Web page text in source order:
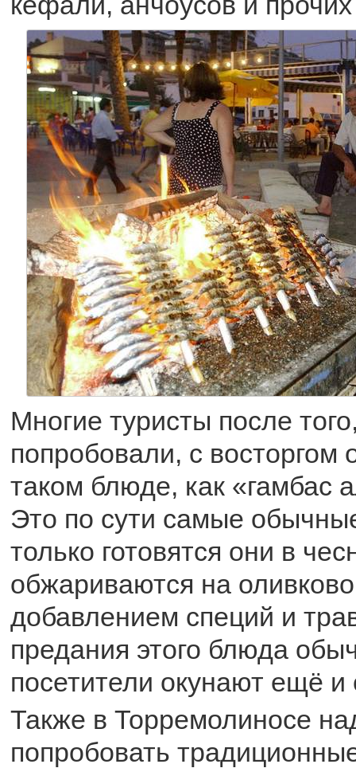
Многие туристы после
попробовали, с восторгом
таком блюде, как «гамбас
Это по сути самые
только готовятся они в
обжариваются на
добавлением специй и
предания этого блюда
посетители окунают ещё
Также в Торремолиносе
попробовать